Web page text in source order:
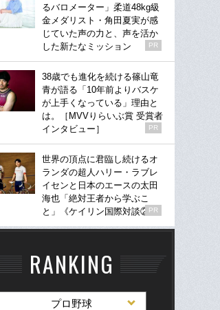
るバロメーター」柔道48kg級
金メダリスト・角田夏実が感
じていた声の力と、声を活か
した新たなミッション
PR
38歳でも進化を続ける篠山竜
青が語る「10年前よりバスケ
が上手くなっている」理由と
は。［MVVりらいぶ賞 受賞者
インタビュー］
PR
世界の頂点に君臨し続けるオ
ランダの超人ハリー・ラブレ
イセンと日本のエースの太田
海也「絶対王者から学ぶこ
と」《ケイリン国際対談②》
PR
RANKING
プロ野球